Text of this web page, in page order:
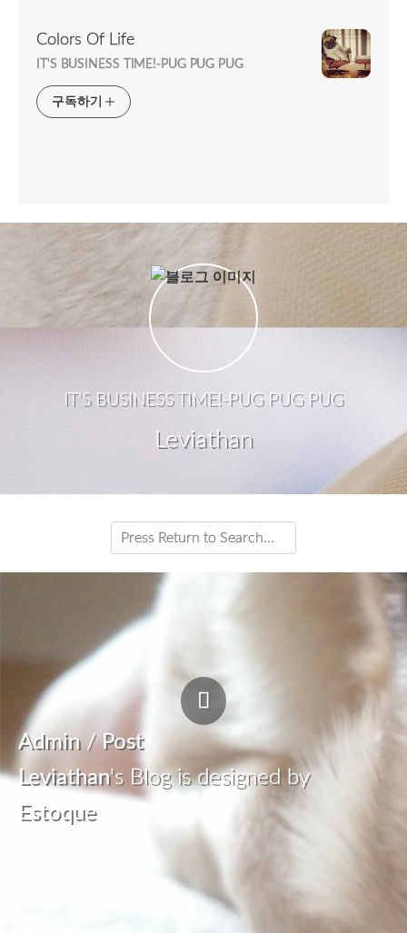
Colors Of Life
IT'S BUSINESS TIME!-PUG PUG PUG
구독하기
IT'S BUSINESS TIME!-PUG PUG PUG
Leviathan
Admin/Post
Leviathan's Blog is designed by
Estoque